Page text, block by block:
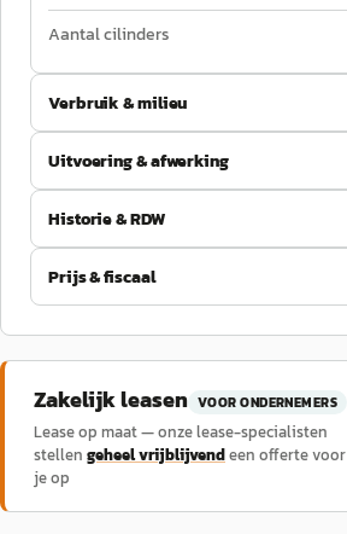
Aantal cilinders
Verbruik & milieu
Uitvoering & afwerking
Historie & RDW
Prijs & fiscaal
Zakelijk leasen VOOR ONDERNEMERS
Lease op maat — onze lease-specialisten
stellen geheel vrijblijvendeen offerte voor
je op